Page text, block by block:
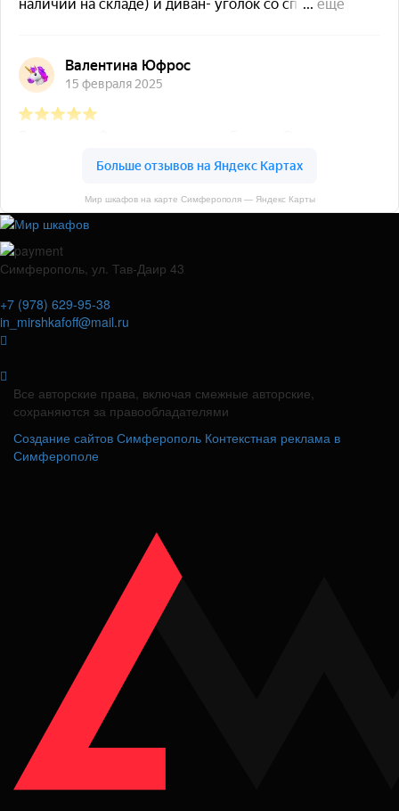
Мир шкафов на карте Симферополя — Яндекс Карты
Симферополь, ул. Тав-Даир 43
+7 (978) 629-95-38
in_mirshkafoff@mail.ru
Все авторские права, включая смежные авторские,
сохраняются за правообладателями
Создание сайтов Симферополь Контекстная реклама в
Симферополе